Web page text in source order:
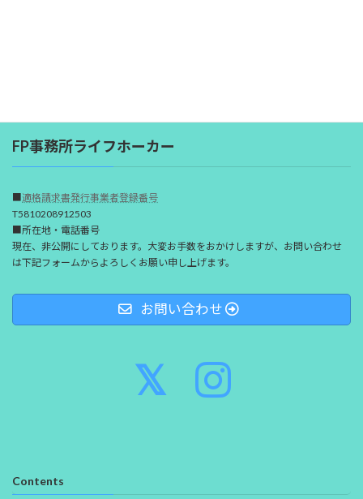
FP事務所ライフホーカー
■適格請求書発行事業者登録番号
T5810208912503
■所在地・電話番号
現在、非公開にしております。大変お手数をおかけしますが、お問い合わせ
は下記フォームからよろしくお願い申し上げます。
お問い合わせ
Contents